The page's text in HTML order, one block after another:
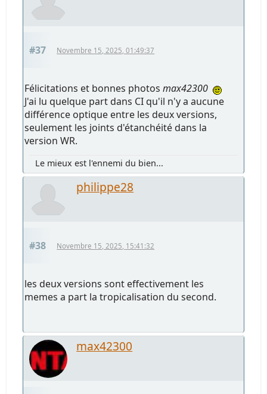
#37 Novembre 15, 2025, 01:49:37
Félicitations et bonnes photosmax42300
J'ai lu quelque part dans CI qu'il n'y a aucune
différence optique entre les deux versions,
seulement les joints d'étanchéité dans la
version WR.
Le mieux est l'ennemi du bien...
philippe28
#38 Novembre 15, 2025, 15:41:32
les deux versions sont effectivement les
memes a part la tropicalisation du second.
max42300